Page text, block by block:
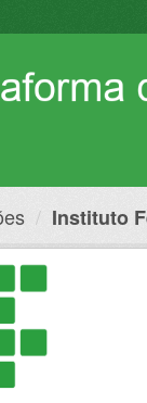
Instituto